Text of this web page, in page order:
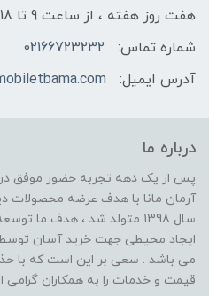
هفت روز هفته ، از ساعت 9 تا 18 پاسخگو شما هستیم
شماره تماس:
02166723232
آدرس ایمیل:
درباره ما
پس از یک دهه تجربه حضور موفق در
آرمان مانا با هدف عرضه محصولات
سال 1398 متولد شد ، هدف ما
ایجاد محیطی جهت خرید آسان
می باشد . سعی بر این است که با
قیمت و خدمات را به همکاران گرامی